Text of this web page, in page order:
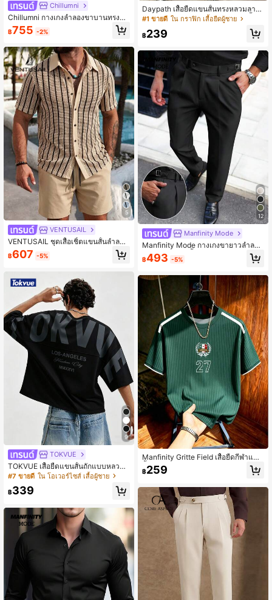
Chillumni
Chillumni กางเกงลำลองขาบานทรงหล
วมสำหรับผู้ชาย, ใส่ได้หลากหลายสไตล์
สำหรับสตรีทแวร์, ชุดลำลองประจำวัน,
งานสังสรรค์ กางเกงตัวนี้เป็นไอเท็มที่จำ
เป็นและใช้งานได้หลากหลายในตู้เสื้อผ้
าของผู้ชาย ทำให้เป็นของขวัญที่ดีสำหรั
บแฟนหรือสามี ขากว้าง
฿755 -2%
5
VENTUSAIL
VENTUSAIL ชุดเสื้อเชิ้ตแขนสั้นลำลอง
ลายตารางหมากรุกถักสำหรับผู้ชายและ
กางเกงขาสั้นเอวยางยืดสีพื้น
฿607 -5%
9
TOKVUE
TOKVUE เสื้อยืดแขนสั้นถักแบบหลวม
สำหรับผู้ชาย สไตล์ลำลอง ลายแพตช์เวิ
ร์ก เหมาะสำหรับแฟชั่นสตรีทในฤดูร้อน
#7 ขายดี ใน โอเวอร์ไซส์ เสื้อผู้ชาย
฿339
Daypath เสื้อยืดแขนสั้นทรงหลวมลายเ
ปลวไฟสไตล์อเมริกัน สไตล์สตรีท! เสื้อยื
ดลายเปลวไฟอเมริกัน ปลดปล่อยทัศนค
ติที่ไร้ขีดจำกัด แสดงออกถึงความเป็นตั
#1 ขายดี ใน กราฟิก เสื้อยืดผู้ชาย
฿239
12
Manfinity Mode
Manfinity Mode กางเกงขายาวลำลอง
ทรงตรงจับจีบสีพื้นสำหรับผู้ชาย, กางเก
งเดรสสีดำสำหรับผู้ชาย, กางเกงเดรสทร
฿493 -5%
Manfinity Gritte Field เสื้อยืดกีฬาแขน
สั้นผู้ชาย ลายพิมพ์ตราสัญลักษณ์และตัว
เลข ขอบตัดสี สไตล์ลำลองฤดูร้อน สำหรั
฿259